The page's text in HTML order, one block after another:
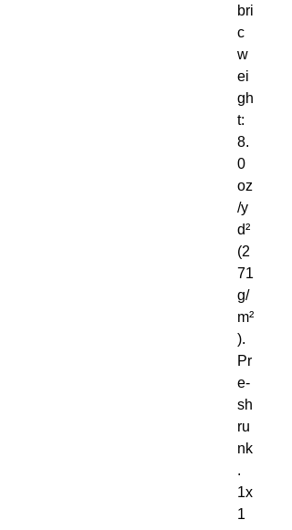
bri
c
w
ei
gh
t:
8.
0
oz
/y
d²
(2
71
g/
m²
).
Pr
e-
sh
ru
nk
.
1x
1